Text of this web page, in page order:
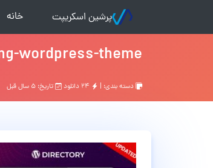
پرشین اسکریپت خانه
(current)
wordpress-theme
دسته بندی: | تاریخ: ۵ سال قبل